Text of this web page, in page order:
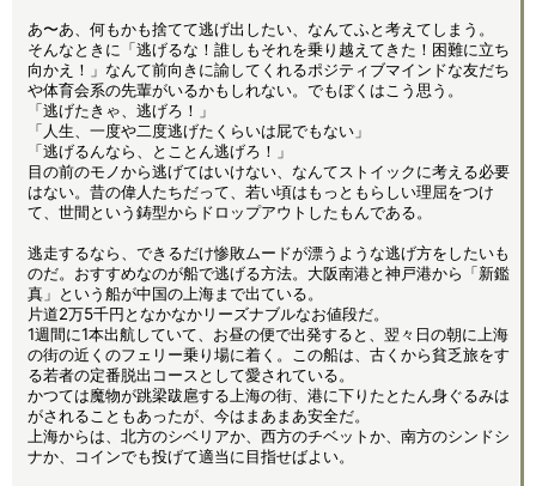
あ〜あ、何もかも捨てて逃げ出したい、なんてふと考えてしまう。
そんなときに「逃げるな！誰しもそれを乗り越えてきた！困難に立ち
向かえ！」なんて前向きに諭してくれるポジティブマインドな友だち
や体育会系の先輩がいるかもしれない。でもぼくはこう思う。
「逃げたきゃ、逃げろ！」
「人生、一度や二度逃げたくらいは屁でもない」
「逃げるんなら、とことん逃げろ！」
目の前のモノから逃げてはいけない、なんてストイックに考える必要
はない。昔の偉人たちだって、若い頃はもっともらしい理屈をつけ
て、世間という鋳型からドロップアウトしたもんである。
逃走するなら、できるだけ惨敗ムードが漂うような逃げ方をしたいも
のだ。おすすめなのが船で逃げる方法。大阪南港と神戸港から「新鑑
真」という船が中国の上海まで出ている。
片道2万5千円となかなかリーズナブルなお値段だ。
1週間に1本出航していて、お昼の便で出発すると、翌々日の朝に上海
の街の近くのフェリー乗り場に着く。この船は、古くから貧乏旅をす
る若者の定番脱出コースとして愛されている。
かつては魔物が跳梁跋扈する上海の街、港に下りたとたん身ぐるみは
がされることもあったが、今はまあまあ安全だ。
上海からは、北方のシベリアか、西方のチベットか、南方のシンドシ
ナか、コインでも投げて適当に目指せばよい。